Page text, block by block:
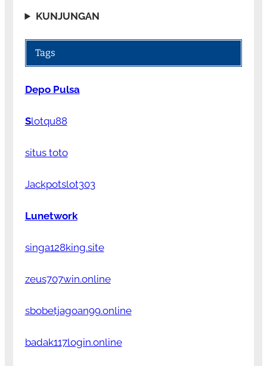
KUNJUNGAN
Tags
Depo Pulsa
Slotqu88
situs toto
Jackpotslot303
Lunetwork
singa128king.site
zeus707win.online
sbobetjagoan99.online
badak117login.online